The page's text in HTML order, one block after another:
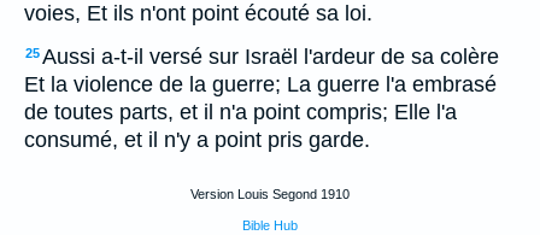
voies, Et ils n'ont point écouté sa loi.
25Aussi a-t-il versé sur Israël l'ardeur de sa colère
Et la violence de la guerre; La guerre l'a embrasé
de toutes parts, et il n'a point compris; Elle l'a
consumé, et il n'y a point pris garde.
Version Louis Segond 1910
Bible Hub